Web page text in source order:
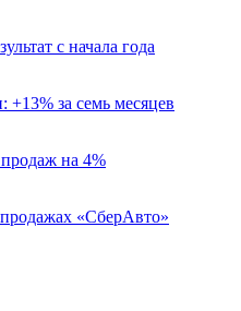
с начала года
за семь месяцев
на 4%
«СберАвто»